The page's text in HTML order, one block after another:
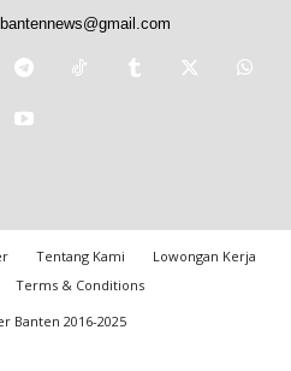
Tentang Kami
Lowongan Kerja
Terms & Conditions
Banten 2016-2025